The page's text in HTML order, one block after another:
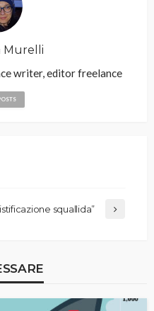
Murelli
writer, editor freelance
squallida”